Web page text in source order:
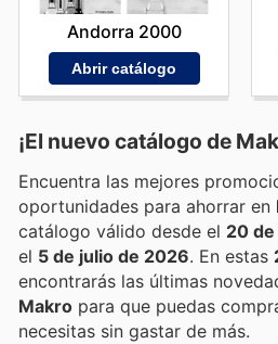
Andorra 2000
Abrir catálogo
¡El nuevo catálogo de
Encuentra las mejores
oportunidades para ahorrar en
catálogo válido desde el 20
el 5 de julio de 2026 . En estas
encontrarás las últimas
Makro para que puedas
necesitas sin gastar de más.